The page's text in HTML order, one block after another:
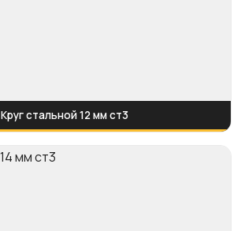
Круг стальной 12 мм ст3